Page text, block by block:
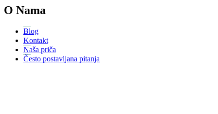
O Nama
Blog
Kontakt
Naša priča
Često postavljana pitanja